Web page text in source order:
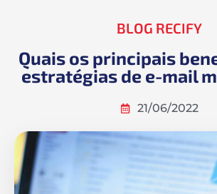
BLOG RECIFY
Quais os principais
estratégias de e-mail
21/06/2022